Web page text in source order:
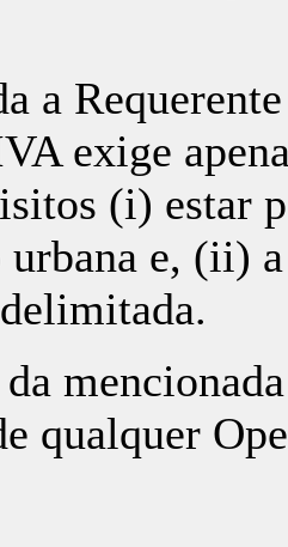
a
exige
(i) estar
e, (ii)
qualquer